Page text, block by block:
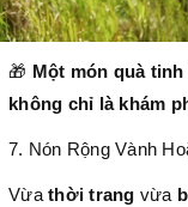
🎁 Một món quà
không chỉ là khám
7. Nón Rộng Vành
Vừa thời trang vừa